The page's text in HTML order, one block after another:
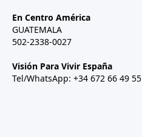
En Centro América
GUATEMALA
502-2338-0027
Visión Para Vivir España
Tel/WhatsApp: +34 672 66 49 55